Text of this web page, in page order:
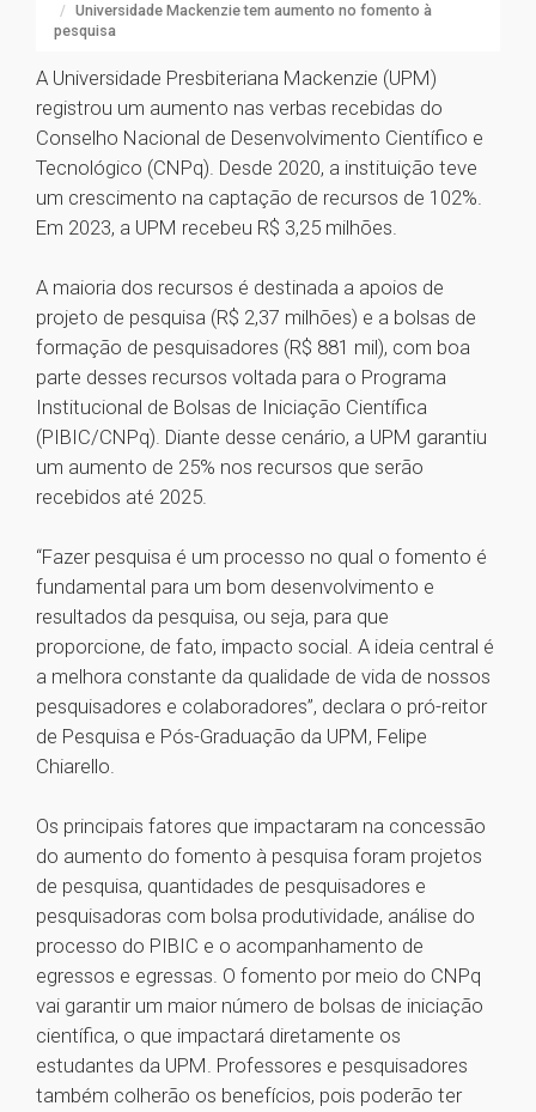
Universidade Mackenzie tem aumento no fomento à
pesquisa
A Universidade Presbiteriana Mackenzie (UPM)
registrou um aumento nas verbas recebidas do
Conselho Nacional de Desenvolvimento Científico e
Tecnológico (CNPq). Desde 2020, a instituição teve
um crescimento na captação de recursos de 102%.
Em 2023, a UPM recebeu R$ 3,25 milhões.
A maioria dos recursos é destinada a apoios de
projeto de pesquisa (R$ 2,37 milhões) e a bolsas de
formação de pesquisadores (R$ 881 mil), com boa
parte desses recursos voltada para o Programa
Institucional de Bolsas de Iniciação Científica
(PIBIC/CNPq). Diante desse cenário, a UPM garantiu
um aumento de 25% nos recursos que serão
recebidos até 2025.
“Fazer pesquisa é um processo no qual o fomento é
fundamental para um bom desenvolvimento e
resultados da pesquisa, ou seja, para que
proporcione, de fato, impacto social. A ideia central é
a melhora constante da qualidade de vida de nossos
pesquisadores e colaboradores”, declara o pró-reitor
de Pesquisa e Pós-Graduação da UPM, Felipe
Chiarello.
Os principais fatores que impactaram na concessão
do aumento do fomento à pesquisa foram projetos
de pesquisa, quantidades de pesquisadores e
pesquisadoras com bolsa produtividade, análise do
processo do PIBIC e o acompanhamento de
egressos e egressas. O fomento por meio do CNPq
vai garantir um maior número de bolsas de iniciação
científica, o que impactará diretamente os
estudantes da UPM. Professores e pesquisadores
também colherão os benefícios, pois poderão ter